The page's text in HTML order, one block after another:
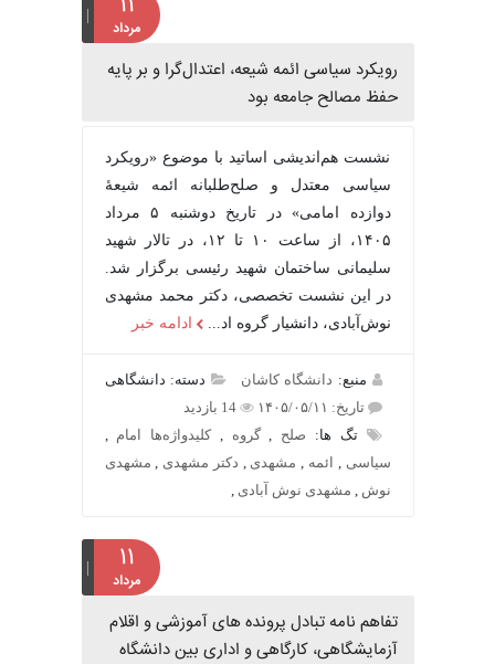
مرداد
رویکرد سیاسی ائمه شیعه، اعتدال‌گرا و بر پایه
حفظ مصالح جامعه بود
نشست هم‌اندیشی اساتید با موضوع «رویکرد
سیاسی معتدل و صلح‌طلبانه ائمه شیعۀ
دوازده امامی» در تاریخ دوشنبه ۵ مرداد
۱۴۰۵، از ساعت ۱۰ تا ۱۲، در تالار شهید
سلیمانی ساختمان شهید رئیسی برگزار شد.
در این نشست تخصصی، دکتر محمد مشهدی
نوش‌آبادی، دانشیار گروه اد...
ادامه خبر
منبع:دانشگاه کاشان
دسته: دانشگاهی
تاریخ: ۱۴۰۵/۰۵/۱۱
14 بازدید
تگ ها:صلح,گروه ,کلیدواژه‌ها امام,
سیاسی,ائمه ,مشهدی,دکتر مشهدی,مشهدی
مشهدی نوش آبادی,
مرداد
تفاهم نامه تبادل پرونده‌ های آموزشی و اقلام
آزمایشگاهی، کارگاهی و اداری بین دانشگاه